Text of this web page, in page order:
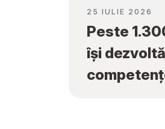
25 IULIE 2026
Peste
își dezvoltă